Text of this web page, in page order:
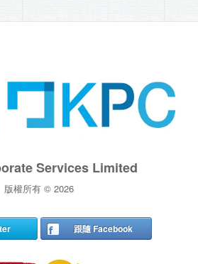
Services Limited
版權所有 © 2026
跟隨 Facebook